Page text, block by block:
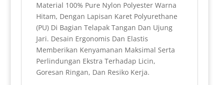
Material 100% Pure Nylon Polyester Warna
Hitam, Dengan Lapisan Karet Polyurethane
(PU) Di Bagian Telapak Tangan Dan Ujung
Jari. Desain Ergonomis Dan Elastis
Memberikan Kenyamanan Maksimal Serta
Perlindungan Ekstra Terhadap Licin,
Goresan Ringan, Dan Resiko Kerja.